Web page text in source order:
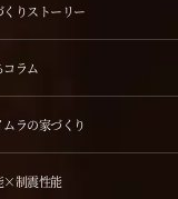
りストーリー
コラム
ラの家づくり
×制震性能